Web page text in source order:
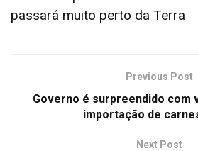
passará muito perto da Terra
Previous Post
Governo é surpreendido com
importação de
Next Post